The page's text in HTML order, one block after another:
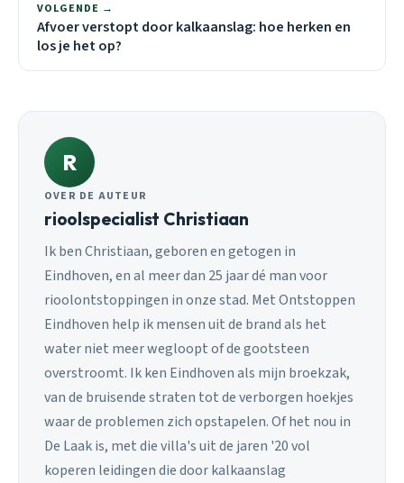
VOLGENDE →
Afvoer verstopt door kalkaanslag: hoe herken en
los je het op?
R
OVER DE AUTEUR
rioolspecialist Christiaan
Ik ben Christiaan, geboren en getogen in
Eindhoven, en al meer dan 25 jaar dé man voor
rioolontstoppingen in onze stad. Met Ontstoppen
Eindhoven help ik mensen uit de brand als het
water niet meer wegloopt of de gootsteen
overstroomt. Ik ken Eindhoven als mijn broekzak,
van de bruisende straten tot de verborgen hoekjes
waar de problemen zich opstapelen. Of het nou in
De Laak is, met die villa's uit de jaren '20 vol
koperen leidingen die door kalkaanslag